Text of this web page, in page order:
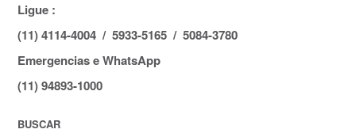
Ligue :
(11) 4114-4004 / 5933-5165 / 5084-3780
Emergencias e WhatsApp
(11) 94893-1000
BUSCAR